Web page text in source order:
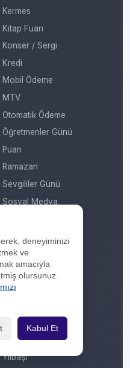
Kermes
Kitap Fuarı
Konser / Sergi
Kredi
Mobil Ödeme
MTV
Otomatik Ödeme
Öğretmenler Günü
Puan
Ramazan
Sevgililer Günü
Sosyal Medya
Sömestir
Takas
Taksit Atlat
Temassız Ödeme
Vergi Ödeme
Yarışma
Yılbaşı
deneyiminizi
ve
amacıyla
olursunuz.
Kabul Et